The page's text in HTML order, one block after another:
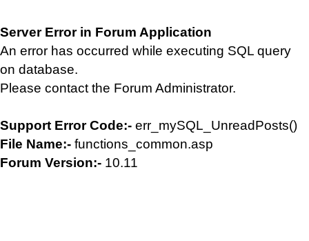
Server Error in Forum Application
An error has occurred while executing SQL query
on database.
Please contact the Forum Administrator.
Support Error Code:- err_mySQL_UnreadPosts()
File Name:- functions_common.asp
Forum Version:- 10.11